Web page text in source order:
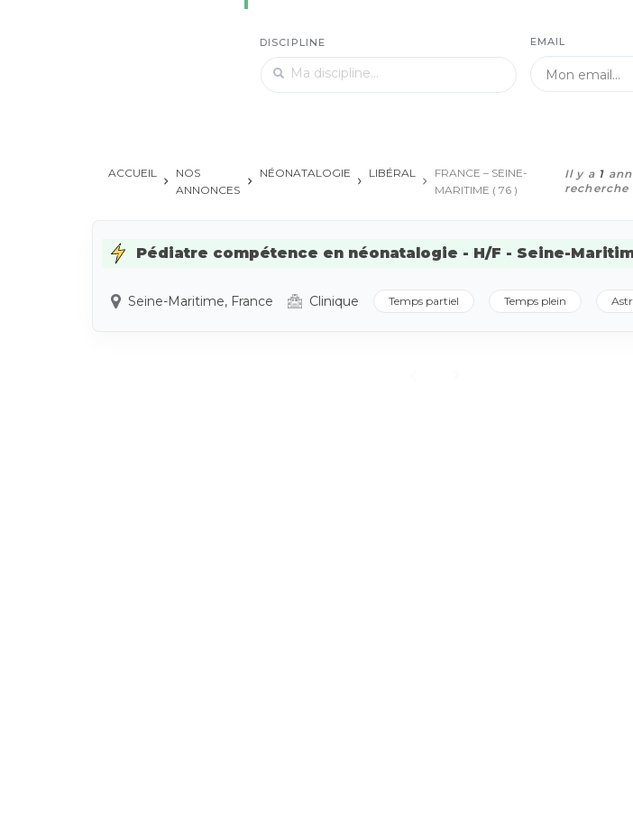
DISCIPLINE EMAIL
ACCUEIL
NOS
ANNONCES
NÉONATALOGIE LIBÉRAL
FRANCE – SEINE-
MARITIME ( 76 )
Il y a 1
recherche
Pédiatre compétence en néonatalogie - H/F - Seine-
Seine-Maritime, France Clinique Temps partiel Temps plein